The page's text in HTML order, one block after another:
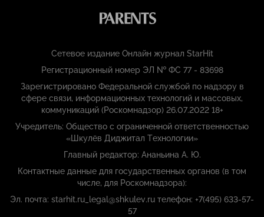
Сетевое издание Онлайн журнал StarHit
Регистрационный номер ЭЛ № ФС 77 - 83698
Зарегистрировано Федеральной службой по надзору в
сфере связи, информационных технологий и массовых,
коммуникаций (Роскомнадзор) 26.07.2022 18+
Учредитель: Общество с ограниченной ответственностью
«Шкулёв Диджитал Технологии»
Главный редактор: Ананьина А. Ю.
Контактные данные для государственных органов (в том
числе, для Роскомнадзора):
Эл. почта: starhit.ru_legal@shkulev.ru телефон: +7(495) 633-57-
57